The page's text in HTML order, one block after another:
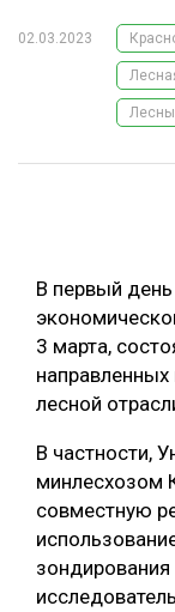
ОБРАБОТКА
ЦИФРОВАЯ СРЕДА
ЦБП
КОМПЛЕКСНАЯ
ДЕРЕВЯННОЕ
БЕЗОПАСНОЕ
СУШКА
02.03.2023
В первый
3 марта,
лесной
В частности,
минлесхозом
совместную